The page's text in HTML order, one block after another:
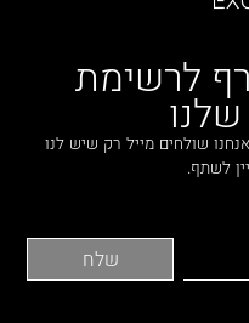
לרשימת
שולחים מייל רק שיש לנו
לשתף.